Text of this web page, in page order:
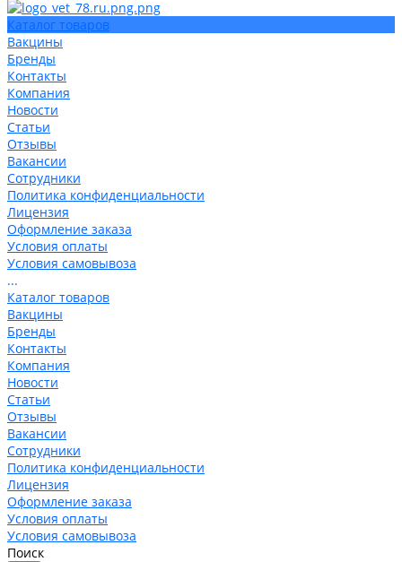
Каталог товаров
Вакцины
Бренды
Контакты
Компания
Новости
Статьи
Отзывы
Вакансии
Сотрудники
Политика конфиденциальности
Лицензия
Оформление заказа
Условия оплаты
Условия самовывоза
...
Каталог товаров
Вакцины
Бренды
Контакты
Компания
Новости
Статьи
Отзывы
Вакансии
Сотрудники
Политика конфиденциальности
Лицензия
Оформление заказа
Условия оплаты
Условия самовывоза
Поиск